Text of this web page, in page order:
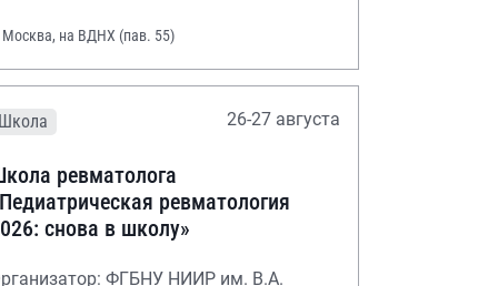
Москва, на ВДНХ (пав. 55)
Школа 26-27 августа
ревматолога
ревматология
снова в школу»
ФГБНУ НИИР им. В.А.